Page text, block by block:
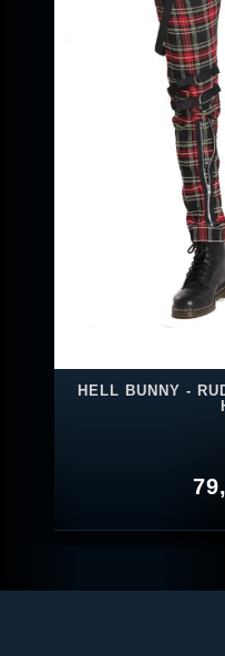
HELL BUNNY -